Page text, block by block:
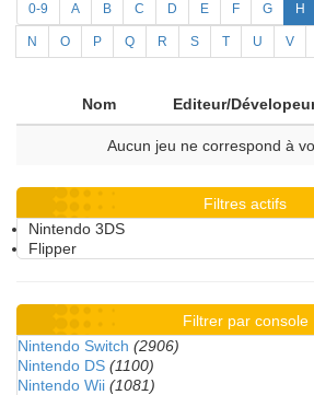
0-9 A B C D E F G H
N O P Q R S T U V
Nom Editeur/
Aucun jeu ne correspond à
Filtres actifs
Nintendo 3DS
Flipper
Filtrer par console
Nintendo Switch (2906)
Nintendo DS (1100)
Nintendo Wii (1081)